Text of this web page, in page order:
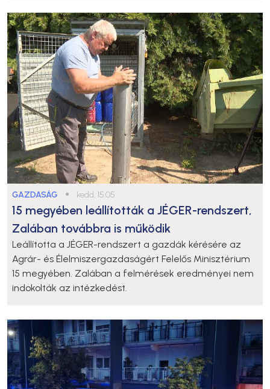
GAZDASÁG ● kedd, 15:05
15 megyében leállították a JÉGER-rendszert,
Zalában továbbra is működik
Leállította a JÉGER-rendszert a gazdák kérésére az
Agrár- és Élelmiszergazdaságért Felelős Minisztérium
15 megyében. Zalában a felmérések eredményei nem
indokolták az intézkedést.